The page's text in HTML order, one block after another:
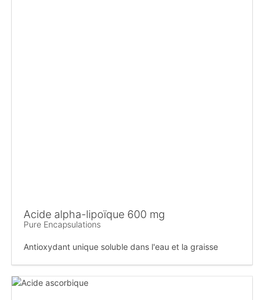
Acide alpha-lipoïque 600 mg
Pure Encapsulations
Antioxydant unique soluble dans l'eau et la graisse